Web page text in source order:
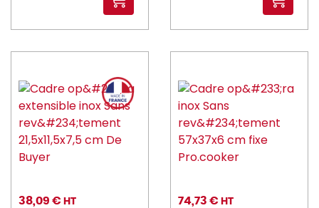
38,09 € HT
74,73 € HT